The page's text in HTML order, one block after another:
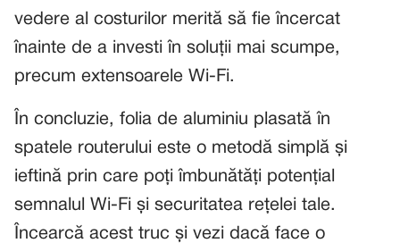
vedere al costurilor merită să fie încercat
înainte de a investi în soluții mai scumpe,
precum extensoarele Wi-Fi.
În concluzie, folia de aluminiu plasată în
spatele routerului este o metodă simplă și
ieftină prin care poți îmbunătăți potențial
semnalul Wi-Fi și securitatea rețelei tale.
Încearcă acest truc și vezi dacă face o